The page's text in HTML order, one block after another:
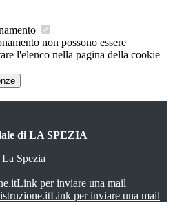
non possono essere
l'elenco nella pagina della cookie
di LA SPEZIA
Spezia
Link per inviare una mail
Link per inviare una mail